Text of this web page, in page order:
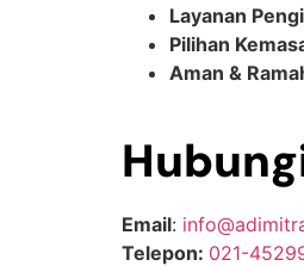
Layanan
Pilihan
Aman &
Email:
Telepon: 021-